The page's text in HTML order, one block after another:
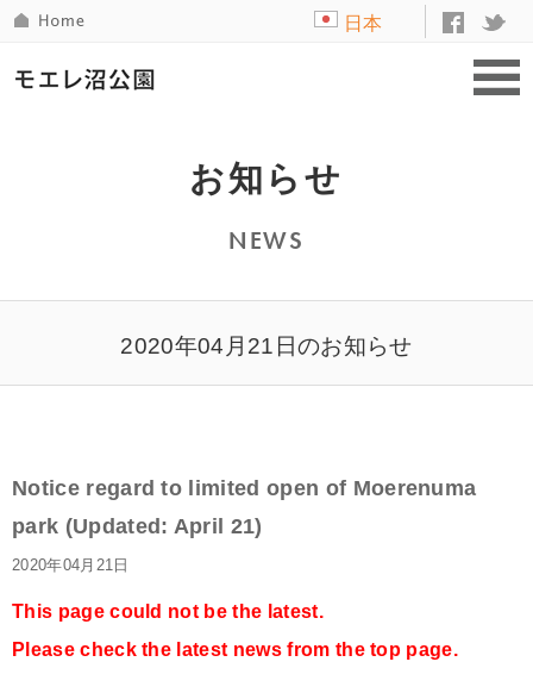
日本
お知らせ
NEWS
2020年04月21日のお知らせ
Notice regard to limited open of Moerenuma
park (Updated: April 21)
2020年04月21日
This page could not be the latest.
Please check the latest news from the top page.